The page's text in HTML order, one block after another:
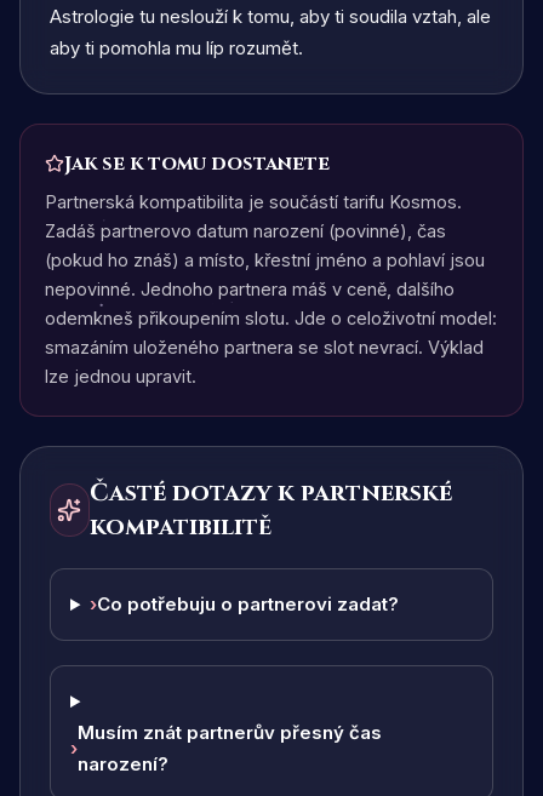
Astrologie tu neslouží k tomu, aby ti soudila vztah, ale
aby ti pomohla mu líp rozumět.
Jak se k tomu dostanete
Partnerská kompatibilita je součástí tarifu Kosmos.
Zadáš partnerovo datum narození (povinné), čas
(pokud ho znáš) a místo, křestní jméno a pohlaví jsou
nepovinné. Jednoho partnera máš v ceně, dalšího
odemkneš přikoupením slotu. Jde o celoživotní model:
smazáním uloženého partnera se slot nevrací. Výklad
lze jednou upravit.
Časté dotazy k partnerské
kompatibilitě
›Co potřebuju o partnerovi zadat?
›
Musím znát partnerův přesný čas
narození?